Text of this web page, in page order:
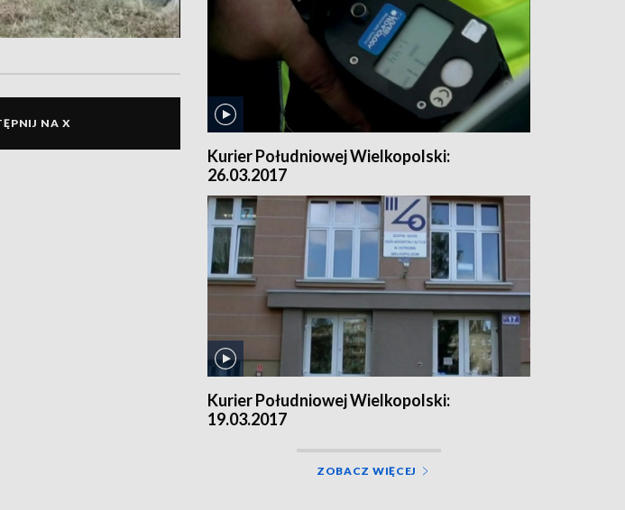
NA X
Kurier Południowej Wielkopolski:
26.03.2017
Kurier Południowej Wielkopolski:
19.03.2017
ZOBACZ WIĘCEJ